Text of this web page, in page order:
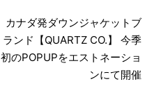
カナダ発ダウンジャケットブ
ランド【QUARTZ CO.】 今季
初のPOPUPをエストネーショ
ンにて開催